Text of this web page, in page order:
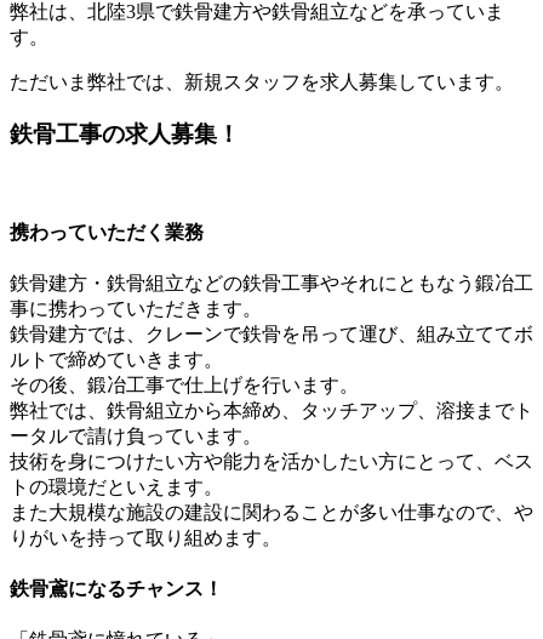
弊社は、北陸3県で鉄骨建方や鉄骨組立などを承っていま
す。
ただいま弊社では、新規スタッフを求人募集しています。
鉄骨工事の求人募集！
携わっていただく業務
鉄骨建方・鉄骨組立などの鉄骨工事やそれにともなう鍛冶工
事に携わっていただきます。
鉄骨建方では、クレーンで鉄骨を吊って運び、組み立ててボ
ルトで締めていきます。
その後、鍛冶工事で仕上げを行います。
弊社では、鉄骨組立から本締め、タッチアップ、溶接までト
ータルで請け負っています。
技術を身につけたい方や能力を活かしたい方にとって、ベス
トの環境だといえます。
また大規模な施設の建設に関わることが多い仕事なので、や
りがいを持って取り組めます。
鉄骨鳶になるチャンス！